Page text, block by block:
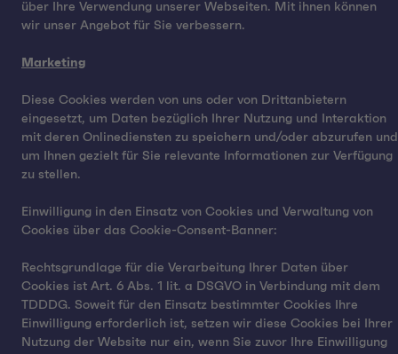
über Ihre Verwendung unserer Webseiten. Mit ihnen können
wir unser Angebot für Sie verbessern.
Marketing
Diese Cookies werden von uns oder von Drittanbietern
eingesetzt, um Daten bezüglich Ihrer Nutzung und Interaktion
mit deren Onlinediensten zu speichern und/oder abzurufen und
um Ihnen gezielt für Sie relevante Informationen zur Verfügung
zu stellen.
Einwilligung in den Einsatz von Cookies und Verwaltung von
Cookies über das Cookie-Consent-Banner:
Rechtsgrundlage für die Verarbeitung Ihrer Daten über
Cookies ist Art. 6 Abs. 1 lit. a DSGVO in Verbindung mit dem
TDDDG. Soweit für den Einsatz bestimmter Cookies Ihre
Einwilligung erforderlich ist, setzen wir diese Cookies bei Ihrer
Nutzung der Website nur ein, wenn Sie zuvor Ihre Einwilligung